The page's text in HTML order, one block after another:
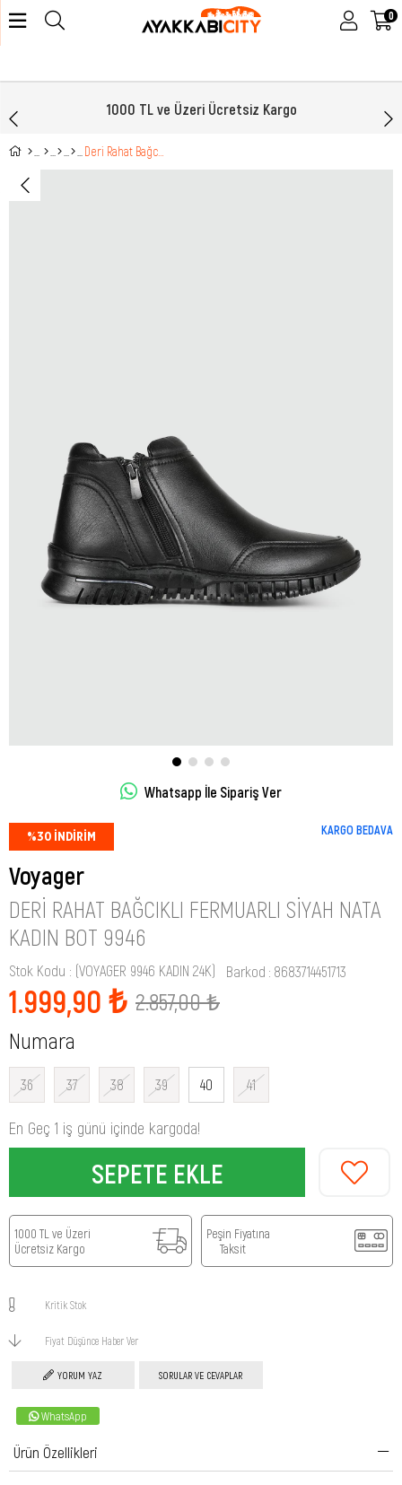
0
1000 TL ve Üzeri Ücretsiz Kargo
Whatsapp İle Sipariş Ver
%30 İNDIRIM KARGO BEDAVA
Voyager
DERI RAHAT BAĞCIKLI FERMUARLI SIYAH NATA
KADIN BOT 9946
Stok Kodu (VOYAGER 9946 KADIN 24K) Barkod : 8683714451713
2.857,00 ₺
1.999,90 ₺
Numara
36 37 38 39 40 41
En Geç 1 iş günü içinde kargoda!
1000 TL ve Üzeri
Ücretsiz Kargo
Peşin Fiyatına
Taksit
Kritik Stok
Fiyat Düşünce Haber Ver
YORUM YAZ SORULAR VE CEVAPLAR
WhatsApp
Ürün Özellikleri